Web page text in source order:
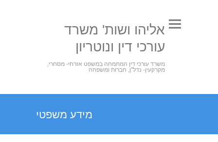
אליהו ושות' משרד
עורכי דין ונוטריון
משרד עורכי דין המתמחה במשפט אזרחי- מסחרי,
מקרקעין- נדל"ן, חברות ומשפחה
מידע משפטי